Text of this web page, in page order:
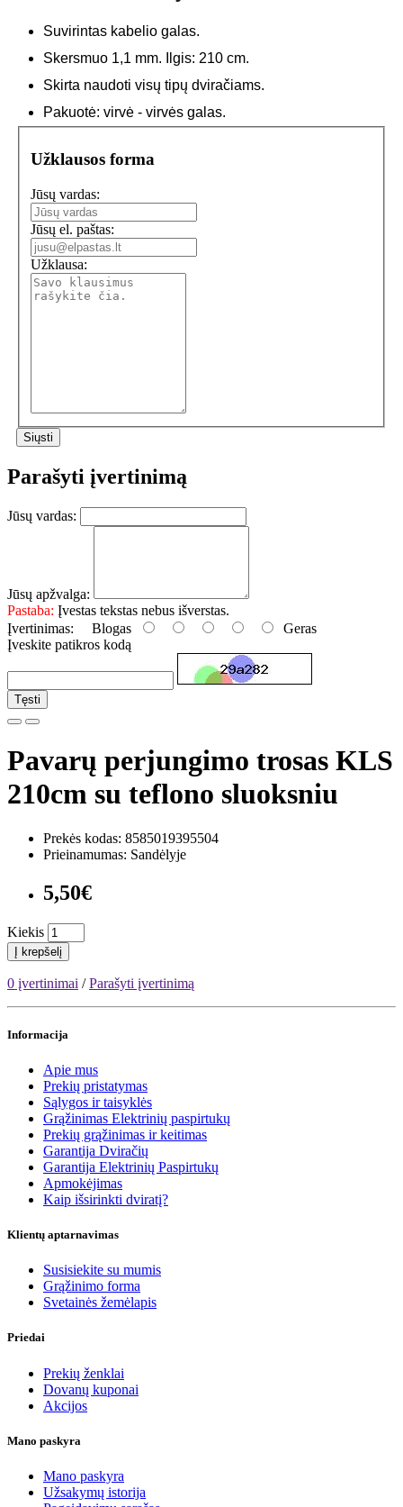
Suvirintas kabelio galas.
Skersmuo 1,1 mm. Ilgis: 210 cm.
Skirta naudoti visų tipų dviračiams.
Pakuotė: virvė - virvės galas.
Užklausos forma
Jūsų vardas:
Jūsų el. paštas:
Užklausa:
Parašyti įvertinimą
Jūsų vardas:
Jūsų apžvalga:
Pastaba: Įvestas tekstas nebus išverstas.
Įvertinimas: Blogas
Geras
Įveskite patikros kodą
Tęsti
Pavarų perjungimo trosas KLS
210cm su teflono sluoksniu
Prekės kodas: 8585019395504
Prieinamumas: Sandėlyje
5,50€
Kiekis
Į krepšelį
0 įvertinimai /Parašyti įvertinimą
Informacija
Apie mus
Prekių pristatymas
Sąlygos ir taisyklės
Grąžinimas Elektrinių paspirtukų
Prekių grąžinimas ir keitimas
Garantija Dviračių
Garantija Elektrinių Paspirtukų
Apmokėjimas
Kaip išsirinkti dviratį?
Klientų aptarnavimas
Susisiekite su mumis
Grąžinimo forma
Svetainės žemėlapis
Priedai
Prekių ženklai
Dovanų kuponai
Akcijos
Mano paskyra
Mano paskyra
Užsakymų istorija